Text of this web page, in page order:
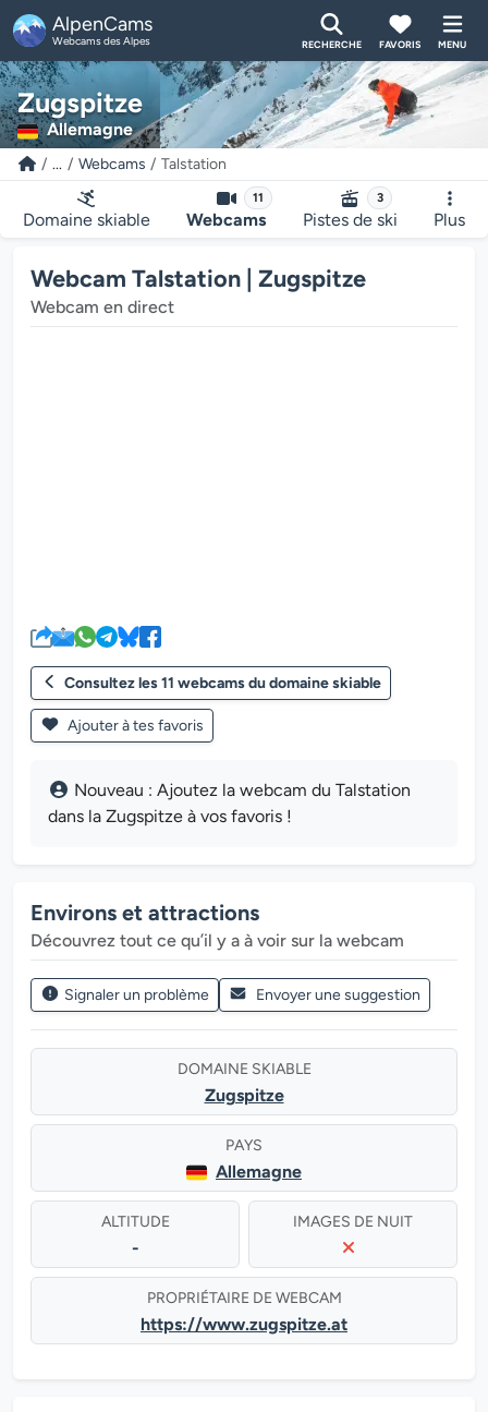
AlpenCams
Webcams des Alpes RECHERCHE FAVORIS MENU
Zugspitze
Allemagne
... Webcams Talstation
Domaine skiable
11
Webcams
3
Pistes de ski Plus
Webcam Talstation | Zugspitze
Webcam en direct
Consultez les 11 webcams du domaine skiable
Ajouter à tes favoris
Nouveau : Ajoutez la webcam du Talstation
dans la Zugspitze à vos favoris !
Environs et attractions
Découvrez tout ce qu’il y a à voir sur la webcam
Signaler un problème Envoyer une suggestion
DOMAINE SKIABLE
Zugspitze
PAYS
Allemagne
ALTITUDE
-
IMAGES DE NUIT
PROPRIÉTAIRE DE WEBCAM
https://www.zugspitze.at